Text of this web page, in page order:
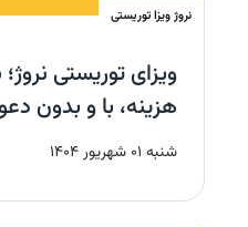
نروژویزا توریستی
ویزای توریستی
هزینه، با و بدون
شنبه 01 شهریور 1404